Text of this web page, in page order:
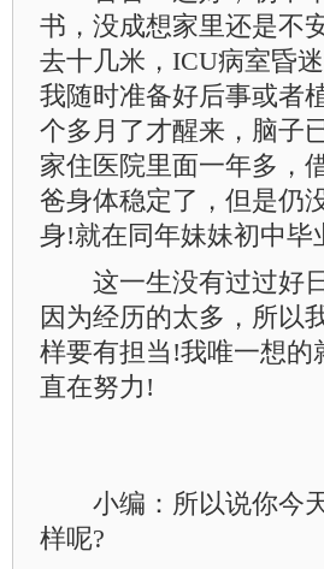
书，没成想家里还是不
去十几米，ICU病室昏
我随时准备好后事或者
个多月了才醒来，脑子
家住医院里面一年多，
爸身体稳定了，但是仍
身!就在同年妹妹初中毕
这一生没有过过好日
因为经历的太多，所以
样要有担当!我唯一想
直在努力!
小编：所以说你今天
样呢?